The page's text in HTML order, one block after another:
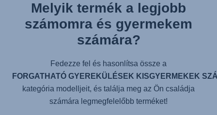
Melyik termék a legjobb
számomra és gyermekem
számára?
Fedezze fel és hasonlítsa össze a
FORGATHATÓ GYEREKÜLÉSEK KISGYERMEKEK
kategória modelljeit, és találja meg az Ön családja
számára legmegfelelőbb terméket!